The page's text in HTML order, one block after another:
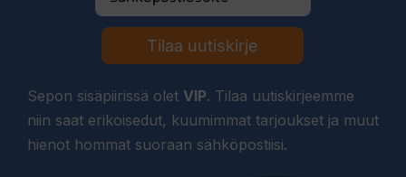
Tilaa uutiskirje
Sepon sisäpiirissä olet VIP. Tilaa uutiskirjeemme
niin saat erikoisedut, kuumimmat tarjoukset ja muut
hienot hommat suoraan sähköpostiisi.